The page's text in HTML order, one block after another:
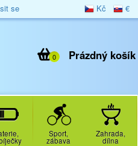
Kč €
se
Prázdný košík
0
Sport,
zábava
Zahrada,
dílna